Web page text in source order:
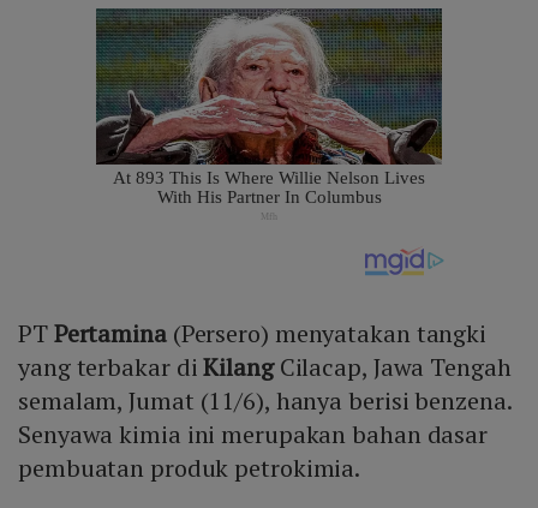
PTPertamina(Persero) menyatakan tangki
yang terbakar diKilangCilacap, Jawa Tengah
semalam, Jumat (11/6), hanya berisi benzena.
Senyawa kimia ini merupakan bahan dasar
pembuatan produk petrokimia.